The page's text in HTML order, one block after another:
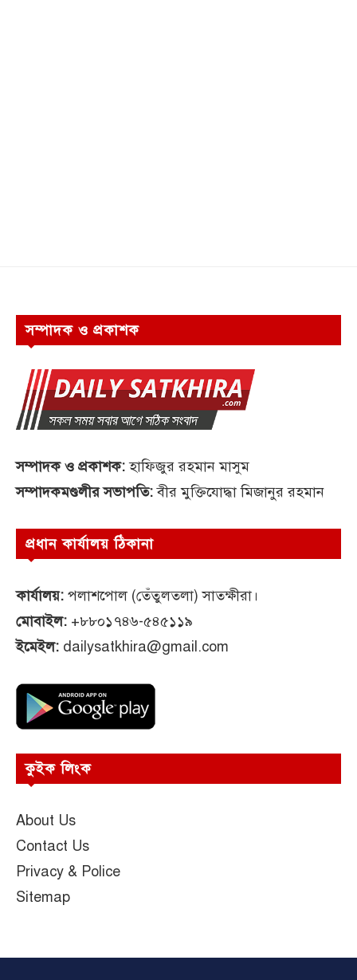
সম্পাদক ও প্রকাশক
সম্পাদক ও প্রকাশক:হাফিজুর রহমান মাসুম
সম্পাদকমণ্ডলীর সভাপতি:বীর মুক্তিযোদ্ধা মিজানুর রহমান
প্রধান কার্যালয় ঠিকানা
কার্যালয়: পলাশপোল (তেঁতুলতলা) সাতক্ষীরা।
মোবাইল: +৮৮০১৭৪৬-৫৪৫১১৯
ইমেইল: dailysatkhira@gmail.com
কুইক লিংক
About Us
Contact Us
Privacy & Police
Sitemap